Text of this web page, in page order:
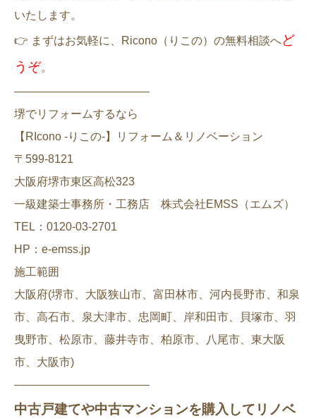
いたします。
👉 まずはお気軽に、Ricono（りこの）の無料相談へど
うぞ。
————————————
堺でリフォームするなら
【RIcono -りこの-】リフォーム＆リノベーション
〒599-8121
大阪府堺市東区高松323
一級建築士事務所・工務店 株式会社EMSS（エムズ）
TEL：0120-03-2701
HP：e-emss.jp
施工範囲
大阪府(堺市、大阪狭山市、富田林市、河内長野市、和泉
市、高石市、泉大津市、忠岡町、岸和田市、貝塚市、羽
曳野市、松原市、藤井寺市、柏原市、八尾市、東大阪
市、大阪市)
————————————
中古戸建てや中古マンションを購入してリノベ